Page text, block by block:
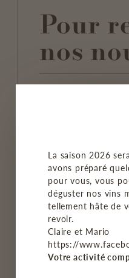
Pour
nos
La saison 2026
avons préparé
pour vous, vous
déguster nos vins
tellement hâte de
revoir.
Claire et Mario
https://
Votre activité